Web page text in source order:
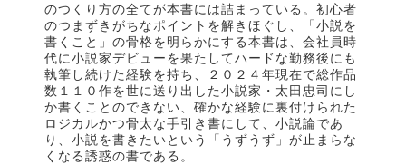
のつくり方の全てが本書には詰まっている。初心者
のつまずきがちなポイントを解きほぐし、「小説を
書くこと」の骨格を明らかにする本書は、会社員時
代に小説家デビューを果たしてハードな勤務後にも
執筆し続けた経験を持ち、２０２４年現在で総作品
数１１０作を世に送り出した小説家・太田忠司にし
か書くことのできない、確かな経験に裏付けられた
ロジカルかつ骨太な手引き書にして、小説論であ
り、小説を書きたいという「うずうず」が止まらな
くなる誘惑の書である。